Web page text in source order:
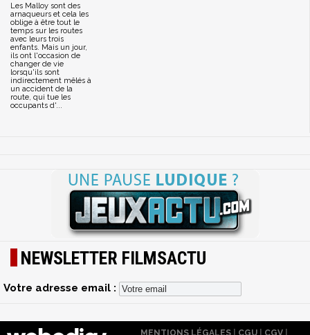
Les Malloy sont des
arnaqueurs et cela les
oblige à être tout le
temps sur les routes
avec leurs trois
enfants. Mais un jour,
ils ont l'occasion de
changer de vie
lorsqu'ils sont
indirectement mêlés à
un accident de la
route, qui tue les
occupants d'...
NEWSLETTER FILMSACTU
Votre adresse email :
MENTIONS LÉGALES| CGU| CGV|